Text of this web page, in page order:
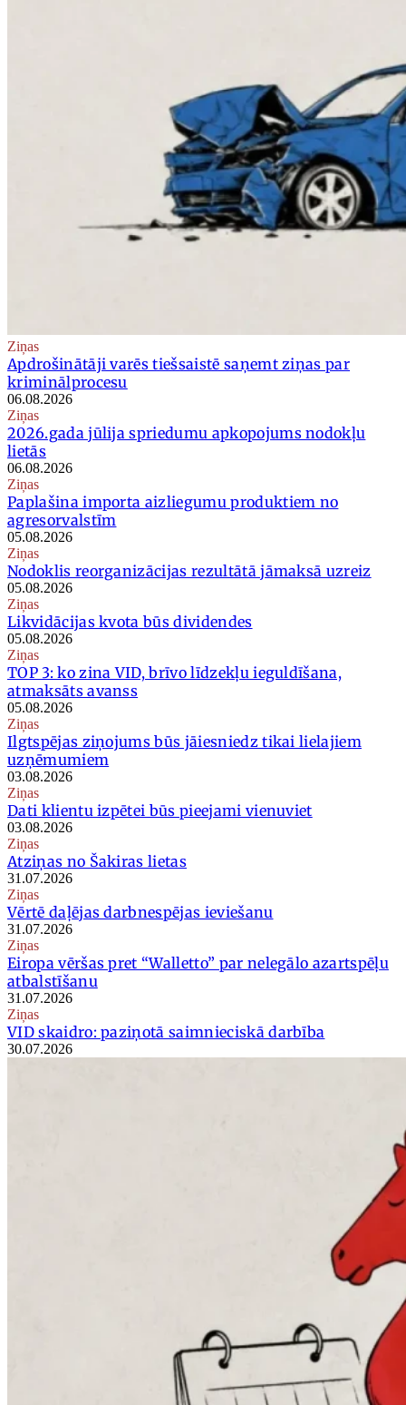
Ziņas
Apdrošinātāji varēs tiešsaistē saņemt ziņas par
kriminālprocesu
06.08.2026
Ziņas
2026.gada jūlija spriedumu apkopojums nodokļu
lietās
06.08.2026
Ziņas
Paplašina importa aizliegumu produktiem no
agresorvalstīm
05.08.2026
Ziņas
Nodoklis reorganizācijas rezultātā jāmaksā uzreiz
05.08.2026
Ziņas
Likvidācijas kvota būs dividendes
05.08.2026
Ziņas
TOP 3: ko zina VID, brīvo līdzekļu ieguldīšana,
atmaksāts avanss
05.08.2026
Ziņas
Ilgtspējas ziņojums būs jāiesniedz tikai lielajiem
uzņēmumiem
03.08.2026
Ziņas
Dati klientu izpētei būs pieejami vienuviet
03.08.2026
Ziņas
Atziņas no Šakiras lietas
31.07.2026
Ziņas
Vērtē daļējas darbnespējas ieviešanu
31.07.2026
Ziņas
Eiropa vēršas pret “Walletto” par nelegālo azartspēļu
atbalstīšanu
31.07.2026
Ziņas
VID skaidro: paziņotā saimnieciskā darbība
30.07.2026